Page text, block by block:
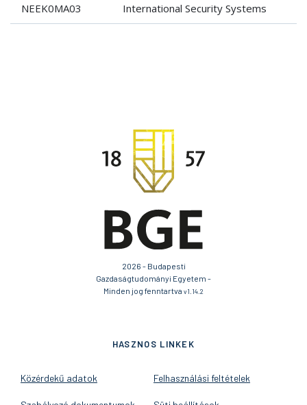
NEEK0MA03 International Security Systems
2026 - Budapesti
Gazdaságtudományi Egyetem -
Minden jog fenntartva v1.14.2
HASZNOS LINKEK
Közérdekű adatok Felhasználási feltételek